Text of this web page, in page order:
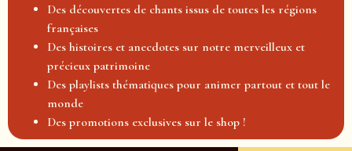
Des découvertes de chants issus de toutes les régions
françaises
Des histoires et anecdotes sur notre merveilleux et
précieux patrimoine
Des playlists thématiques pour animer partout et tout le
monde
Des promotions exclusives sur le shop !